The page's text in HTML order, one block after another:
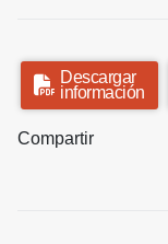
Descargar
información
Compartir